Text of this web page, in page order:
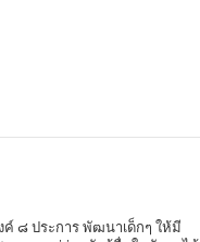
๘ ประการ พัฒนาเด็กๆ ให้มี